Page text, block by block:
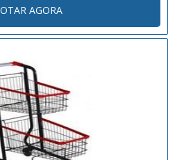
em formato cilíndrico ou cônico,
AGORA